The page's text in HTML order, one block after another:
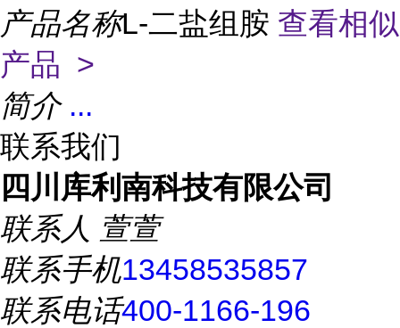
产品名称L-二盐组胺 查看相似
产品 >
简介 ...
联系我们
四川库利南科技有限公司
联系人 萱萱
联系手机13458535857
联系电话400-1166-196